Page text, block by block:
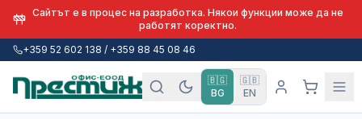
Сайтът е в процес на разработка. Някои функции може да не
работят коректно.
+359 52 602 138 / +359 88 45 08 46
🇧🇬
BG
🇬🇧
EN